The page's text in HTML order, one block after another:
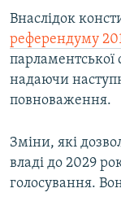
Внаслідок
референдуму
парламентської
надаючи
повноваження.
Зміни, які
владі до 2029
голосування.